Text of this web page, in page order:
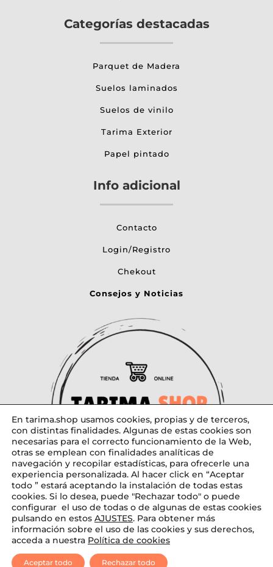
Categorías destacadas
Parquet de Madera
Suelos laminados
Suelos de vinilo
Tarima Exterior
Papel pintado
Info adicional
Contacto
Login/Registro
Chekout
Consejos y Noticias
Diseñado por tarima.shop
En tarima.shop usamos cookies, propias y de terceros,
con distintas finalidades. Algunas de estas cookies son
necesarias para el correcto funcionamiento de la Web,
otras se emplean con finalidades analíticas de
navegación y recopilar estadísticas, para ofrecerle una
experiencia personalizada. Al hacer click en “Aceptar
todo ” estará aceptando la instalación de todas estas
cookies. Si lo desea, puede "Rechazar todo" o puede
configurar el uso de todas o de algunas de estas cookies
pulsando en estos AJUSTES. Para obtener más
información sobre el uso de las cookies y sus derechos,
acceda a nuestra Política de cookies
Aceptar todo Rechazar todo